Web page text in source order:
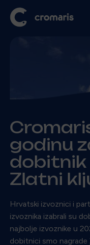
godinu
dobitnik
Zlatni
Hrvatski izvoznici i
izvoznika izabrali su
najbolje izvoznike u
dobitnici smo nagrade